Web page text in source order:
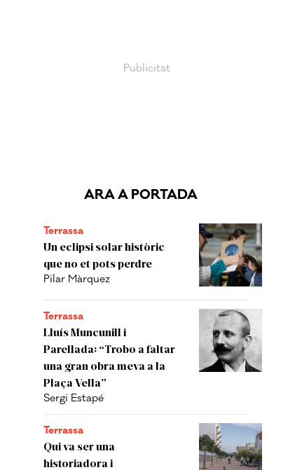
ARA A PORTADA
Terrassa
Un eclipsi solar històric
que no et pots perdre
Pilar Màrquez
Terrassa
Lluís Muncunill i
Parellada: “Trobo a faltar
una gran obra meva a la
Plaça Vella”
Sergi Estapé
Terrassa
Qui va ser una
historiadora i